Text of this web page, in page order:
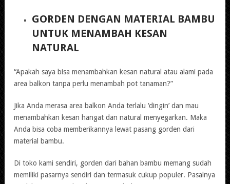
GORDEN DENGAN MATERIAL BAMBU
UNTUK MENAMBAH KESAN
NATURAL
“Apakah saya bisa menambahkan kesan natural atau alami pada
area balkon tanpa perlu menambah pot tanaman?”
Jika Anda merasa area balkon Anda terlalu ‘dingin’ dan mau
menambahkan kesan hangat dan natural menyegarkan. Maka
Anda bisa coba memberikannya lewat pasang gorden dari
material bambu.
Di toko kami sendiri, gorden dari bahan bambu memang sudah
memiliki pasarnya sendiri dan termasuk cukup populer. Pasalnya